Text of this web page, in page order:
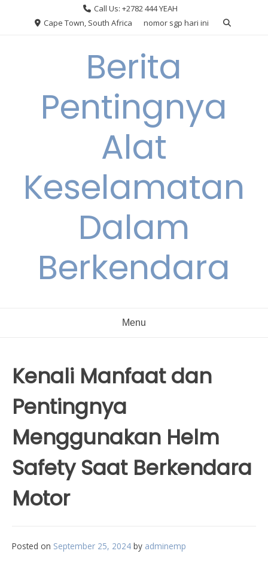
Call Us: +2782 444 YEAH
Cape Town, South Africa
nomor sgp hari ini
Berita
Pentingnya
Alat
Keselamatan
Dalam
Berkendara
Menu
Kenali Manfaat dan
Pentingnya
Menggunakan Helm
Safety Saat Berkendara
Motor
Posted on September 25, 2024 by adminemp